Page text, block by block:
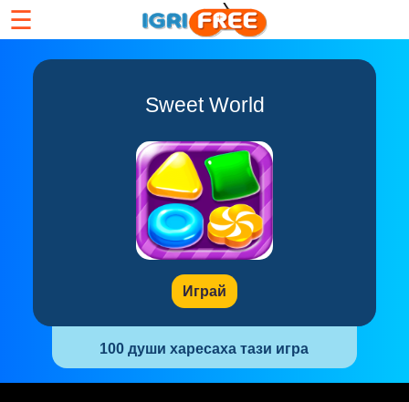
☰
Sweet World
Играй
100 души харесаха тази игра